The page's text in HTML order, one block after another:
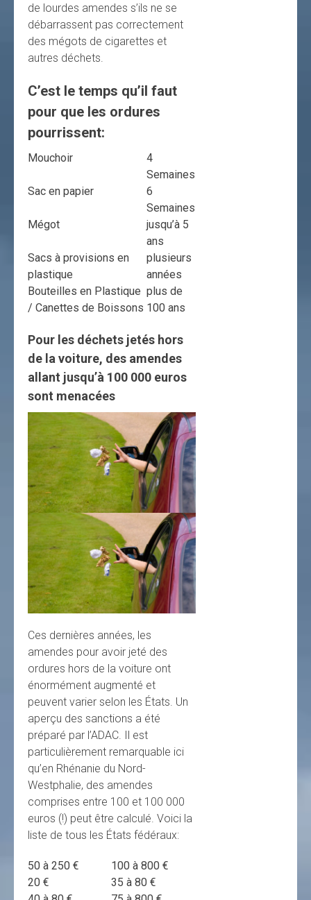
de lourdes amendes s’ils ne se
débarrassent pas correctement
des mégots de cigarettes et
autres déchets.
C’est le temps qu’il faut
pour que les ordures
pourrissent:
Mouchoir
4
Semaines
Sac en papier
6
Semaines
Mégot
jusqu’à 5
ans
Sacs à provisions en
plastique
plusieurs
années
Bouteilles en Plastique
/ Canettes de Boissons
plus de
100 ans
Pour les déchets jetés hors
de la voiture, des amendes
allant jusqu’à 100 000 euros
sont menacées
Ces dernières années, les
amendes pour avoir jeté des
ordures hors de la voiture ont
énormément augmenté et
peuvent varier selon les États. Un
aperçu des sanctions a été
préparé par l’ADAC. Il est
particulièrement remarquable ici
qu’en Rhénanie du Nord-
Westphalie, des amendes
comprises entre 100 et 100 000
euros (!) peut être calculé. Voici la
liste de tous les États fédéraux:
50 à 250 €
100 à 800 €
20 €
35 à 80 €